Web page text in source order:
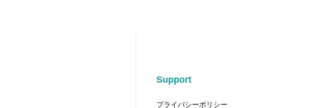
Support
プライバシーポリシー